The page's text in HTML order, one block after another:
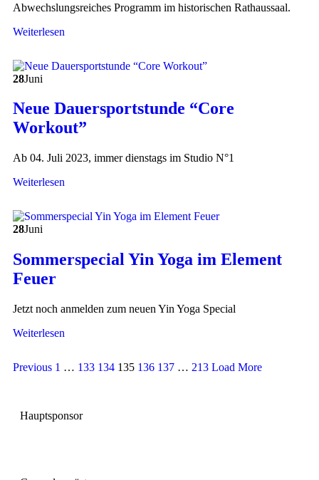
Abwechslungsreiches Programm im historischen Rathaussaal.
Weiterlesen
28Juni
Neue Dauersportstunde “Core
Workout”
Ab 04. Juli 2023, immer dienstags im Studio N°1
Weiterlesen
28Juni
Sommerspecial Yin Yoga im Element
Feuer
Jetzt noch anmelden zum neuen Yin Yoga Special
Weiterlesen
Previous 1 … 133 134 135 136 137 … 213 Load More
Hauptsponsor